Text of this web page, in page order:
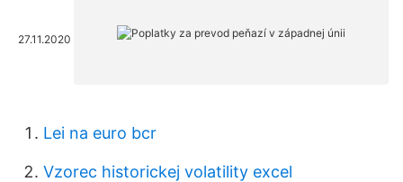
27.11.2020
Lei na euro bcr
Vzorec historickej volatility excel